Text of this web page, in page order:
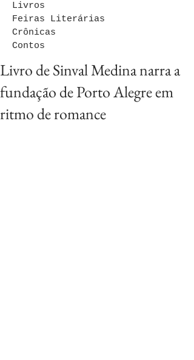
Livros
Feiras Literárias
Crônicas
Contos
Livro de Sinval Medina narra a
fundação de Porto Alegre em
ritmo de romance